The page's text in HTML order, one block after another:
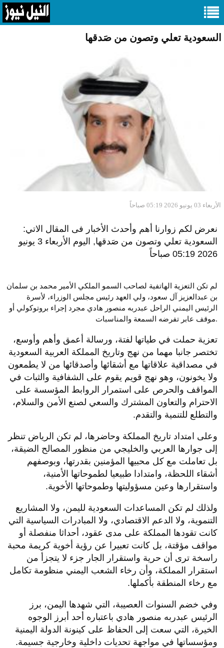
السعودية تعلي وتصون من صَدقها
الأربعاء 03 يونيو 2026 05:19 صباحاً
نعرض لكم زوارنا أهم وأحدث الأخبار فى المقال الاتي:
السعودية تعلي وتصون من صَدقها, اليوم الأربعاء 3 يونيو
2026 05:19 صباحاً
لم تكن التعزية الهاتفية لصاحب السمو الملكي الأمير محمد بن سلمان
بن عبدالعزيز آل سعود، ولي العهد رئيس مجلس الوزراء، لأسرة
الرئيس اليمني الراحل عبدربه منصور هادي مجرد إجراء بروتوكولي أو
موقف عابر تفرضه السمعة والمناسبات.
تعزية حملت في طياتها لفتة، ورسالة أعمق وأهم وأوسع،
تختصر جانبا مهما من نهج وتاريخ المملكة العربية السعودية
في مصداقية علاقاتها مع أشقائها وأصدقائها من لا يطمعون
ولا يخونون، وهو نهج قويم يقوم على الشفافية والثبات في
المواقف والحرص على استمرار الروابط المؤسسة على
الاحترام والتعاون المشترك والسعي لصنع الأمن والسلام،
والتطلع للتنمية والتقدم.
وعلى امتداد تاريخ المملكة وحاضرها، لم تكن الرياض تنظر
إلى جوارها العربي والخليجي من منظور المصالح الضيقة،
بل تعاملت مع كل محبيها المؤمنين بقدرتها، وبوصفهم
أشقاء اللحظة، وامتدادا طبيعيا لطموحاتها الأمنية،
واستقرارها وعين مسؤوليتها وطموحاتها الأخوية.
ولذلك لم تكن المساعدات السعودية لليمن، ولا المشاريع
التنموية، ولا الدعم الاقتصادي، ولا المبادرات السياسية التي
كانت تقودها المملكة على مدى عقود، أحداثا منفصلة أو
مواقف مؤقتة، بل كانت تعبيرا عن رؤية أخوية كريمة محبة
راسخة ترى أن حرية واستقرار الجار جزء لا يتجزأ من
استقرار المملكة، وأن رخاء الشعب اليمني منظومة تكامل
مع رخاء المنطقة بأكملها.
وفي خضم السنوات العصيبة، التي شهدها اليمن، برز
الرئيس عبدربه منصور هادي باعتباره أحد أبرز الوجوه
الخيرة، التي سعت إلى الحفاظ على كينونة الدولة اليمنية
ومؤسساتها في مواجهة تحديات داخلية وخارجية جسيمة.